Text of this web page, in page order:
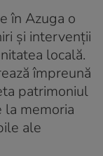
în Azuga o
și intervenții
locală.
împreună
patrimoniul
memoria
ale